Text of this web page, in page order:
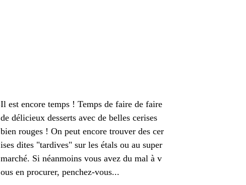
Il est encore temps ! Temps de faire de faire
de délicieux desserts avec de belles cerises
bien rouges ! On peut encore trouver des cer
ises dites "tardives" sur les étals ou au super
marché. Si néanmoins vous avez du mal à v
ous en procurer, penchez-vous...